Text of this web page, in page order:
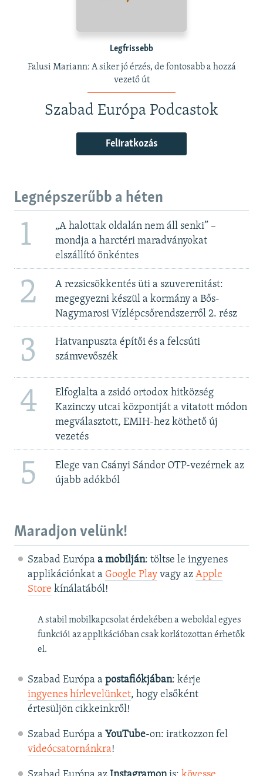
Legfrissebb
Falusi Mariann: A siker jó érzés, de fontosabb a hozzá
vezető út
Szabad Európa Podcastok
Feliratkozás
Legnépszerűbb a héten
1
„A halottak oldalán nem áll senki” –
mondja a harctéri maradványokat
elszállító önkéntes
2
A rezsicsökkentés üti a szuverenitást:
megegyezni készül a kormány a Bős-
Nagymarosi Vízlépcsőrendszerről 2. rész
3
Hatvanpuszta építői és a felcsúti
számvevőszék
4
Elfoglalta a zsidó ortodox hitközség
Kazinczy utcai központját a vitatott módon
megválasztott, EMIH-hez köthető új
vezetés
5
Elege van Csányi Sándor OTP-vezérnek az
újabb adókból
Maradjon velünk!
Szabad Európa a mobilján: töltse le ingyenes
applikációnkat a Google Playvagy az Apple
Store kínálatából!
A stabil mobilkapcsolat érdekében a weboldal egyes
funkciói az applikációban csak korlátozottan érhetők
el.
Szabad Európa a postafiókjában: kérje
ingyenes hírlevelünket, hogy elsőként
értesüljön cikkeinkről!
Szabad Európa a YouTube-on: iratkozzon fel
videócsatornánkra!